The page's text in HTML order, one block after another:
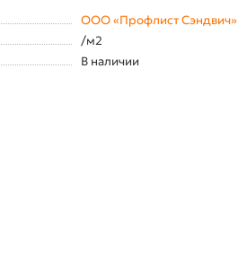
ООО «Профлист Сэндвич»
/м2
В наличии